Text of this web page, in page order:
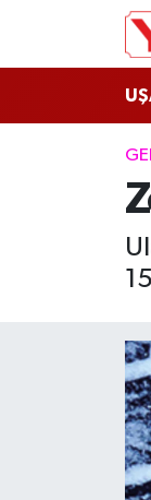
Namaz
Trafik
Tüm
Son
Haber